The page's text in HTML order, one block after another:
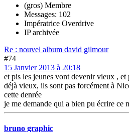
(gros) Membre
Messages: 102
Impératrice Overdrive
IP archivée
Re : nouvel album david gilmour
#74
15 Janvier 2013 à 20:18
et pis les jeunes vont devenir vieux ,
déjà vieux, ils sont pas forcément à
cette denrée
je me demande qui a bien pu écrire ce
bruno graphic